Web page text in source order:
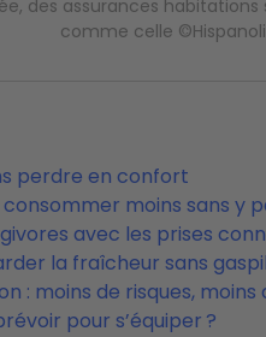
des assurances habitations
comme celle
perdre en confort
moins sans y
avec les prises
la fraîcheur sans
: moins de risques, moins
pour s’équiper ?